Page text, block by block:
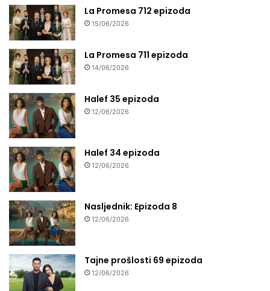
La Promesa 712 epizoda
15/06/2026
La Promesa 711 epizoda
14/06/2026
Halef 35 epizoda
12/06/2026
Halef 34 epizoda
12/06/2026
Nasljednik: Epizoda 8
12/06/2026
Tajne prošlosti 69 epizoda
12/06/2026